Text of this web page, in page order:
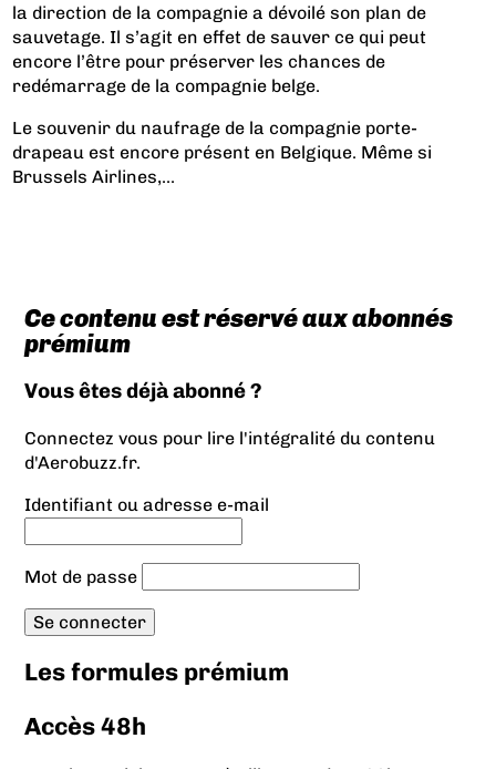
la direction de la compagnie a dévoilé son plan de
sauvetage. Il s’agit en effet de sauver ce qui peut
encore l’être pour préserver les chances de
redémarrage de la compagnie belge.
Le souvenir du naufrage de la compagnie porte-
drapeau est encore présent en Belgique. Même si
Brussels Airlines,...
Ce contenu est réservé aux abonnés
prémium
Vous êtes déjà abonné ?
Connectez vous pour lire l'intégralité du contenu
d'Aerobuzz.fr.
Identifiant ou adresse e-mail
Mot de passe
Les formules prémium
Accès 48h